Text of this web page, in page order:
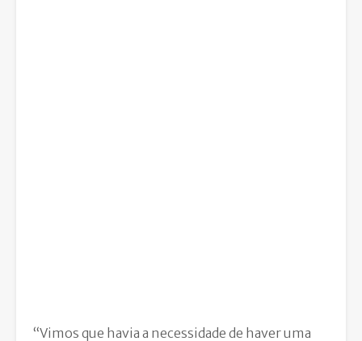
“Vimos que havia a necessidade de haver uma